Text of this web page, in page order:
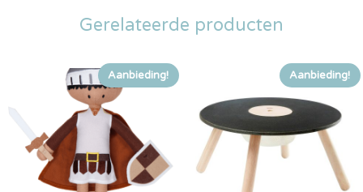
Gerelateerde producten
Aanbieding! Aanbieding!